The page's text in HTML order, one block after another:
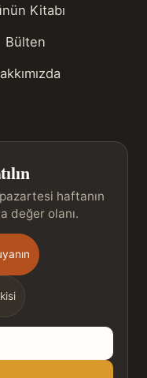
Kitabı
Bülten
haftanın
değer olanı.